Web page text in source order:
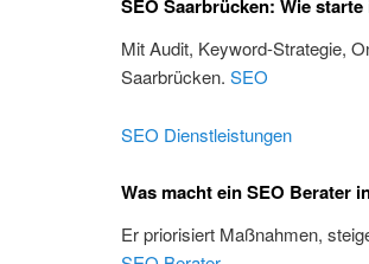
SEO Saarbrücken: Wie
Mit Audit, Keyword-Strategie,
Saarbrücken. SEO
SEO Dienstleistungen
Was macht ein SEO Berater
Er priorisiert Maßnahmen,